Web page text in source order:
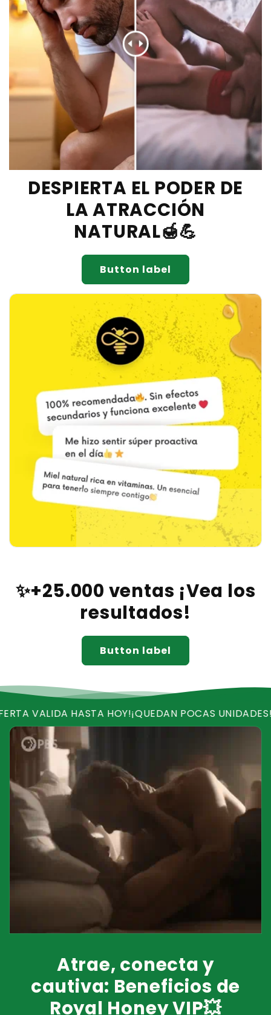
DESPIERTA EL PODER DE
LA ATRACCIÓN
NATURAL🍯💪
Button label
✨+25.000 ventas ¡Vea los
resultados!
Button label
HOY!¡QUEDAN POCAS UNIDADES!¡RECIBE
Atrae, conecta y
cautiva: Beneficios de
Royal Honey VIP💥